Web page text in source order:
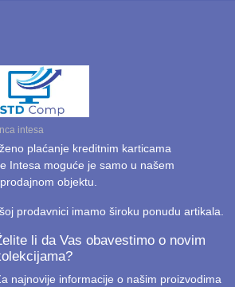
plaćanje kreditnim karticama
Intesa moguće je samo u našem
objektu.
prodavnici imamo široku ponudu artikala.
li da Vas obavestimo o novim
najnovije informacije o našim proizvodima